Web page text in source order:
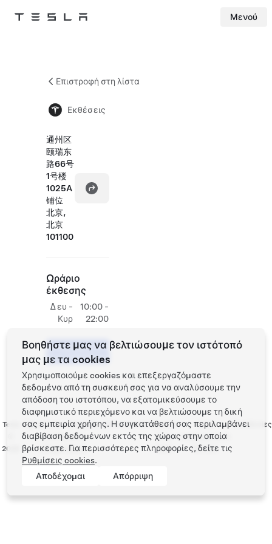
Tesla Μενού
Επιστροφή στη λίστα
Εκθέσεις
通州区
颐瑞东
路66号
1号楼
1025A
铺位
北京,
北京
101100
Ωράριο
έκθεσης
Δευ -
Κυρ
10:00 -
22:00
Προγραμματίστε
ένα Test Drive
Tesla
2026
Προστασία απορρήτου
και Νομικές
υποχρεώσεις
ΕπικοινωνίαΕργασία
στην
Tesla
Λήψη
ενημερωτικού
δελτίου
Τοποθεσίες
Βοηθήστε μας να βελτιώσουμε τον ιστότοπό
μας με τα cookies
Χρησιμοποιούμε cookies και επεξεργαζόμαστε
δεδομένα από τη συσκευή σας για να αναλύσουμε την
απόδοση του ιστοτόπου, να εξατομικεύσουμε το
διαφημιστικό περιεχόμενο και να βελτιώσουμε τη δική
σας εμπειρία χρήσης. Η συγκατάθεσή σας περιλαμβάνει
διαβίβαση δεδομένων εκτός της χώρας στην οποία
βρίσκεστε. Για περισσότερες πληροφορίες, δείτε τις
Ρυθμίσεις cookies.
Αποδέχομαι
Απόρριψη